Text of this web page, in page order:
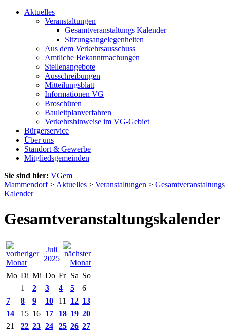
Aktuelles
Veranstaltungen
Gesamtveranstaltungs Kalender
Sitzungsangelegenheiten
Aus dem Verkehrsausschuss
Amtliche Bekanntmachungen
Stellenangebote
Ausschreibungen
Mitteilungsblatt
Informationen VG
Broschüren
Bauleitplanverfahren
Verkehrshinweise im VG-Gebiet
Bürgerservice
Über uns
Standort & Gewerbe
Mitgliedsgemeinden
Sie sind hier: VGem
Mammendorf> Aktuelles > Veranstaltungen > Gesamtveranstaltungs
Kalender
Gesamtveranstaltungskalender
Juli
2025
Mo Di Mi Do Fr Sa So
1
2 3 4 5
6
7
8 9 10 11 12 13
14
15 16 17 18 19 20
21
22 23 24 25 26 27